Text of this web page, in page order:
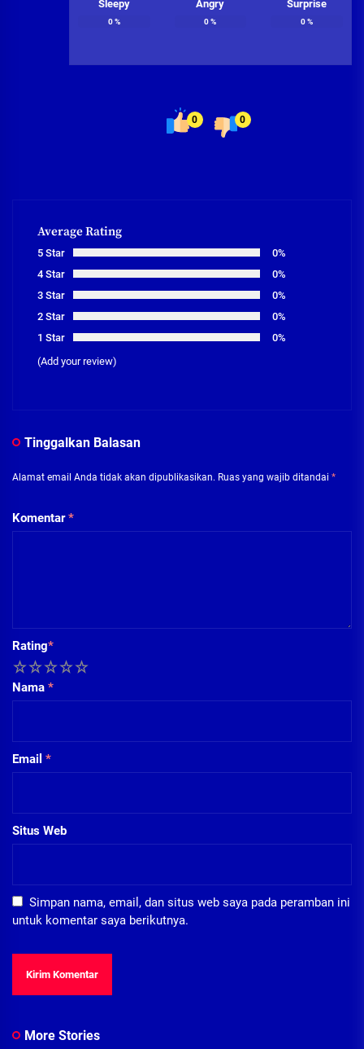
Sleepy
0%
Angry
0%
Surprise
0%
0 0
Average Rating
5 Star
0%
4 Star
0%
3 Star
0%
2 Star
0%
1 Star
0%
(Add your review)
Tinggalkan Balasan
Alamat email Anda tidak akan dipublikasikan. Ruas yang wajib ditandai *
Komentar*
Rating*
5
4
3
2
Nama *
Email *
Situs Web
Simpan nama, email, dan situs web saya pada peramban ini
untuk komentar saya berikutnya.
More Stories